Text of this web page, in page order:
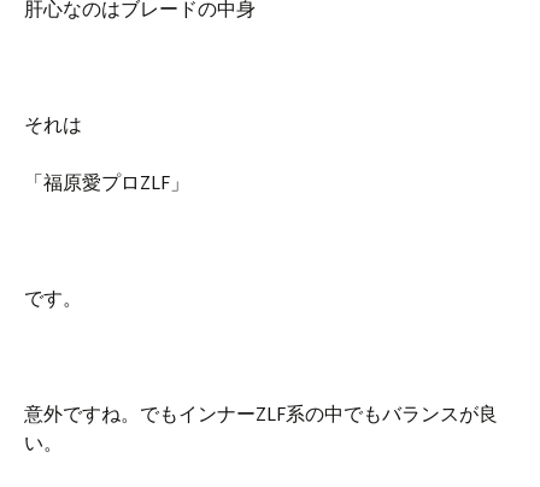
肝心なのはブレードの中身
それは
「福原愛プロZLF」
です。
意外ですね。でもインナーZLF系の中でもバランスが良
い。